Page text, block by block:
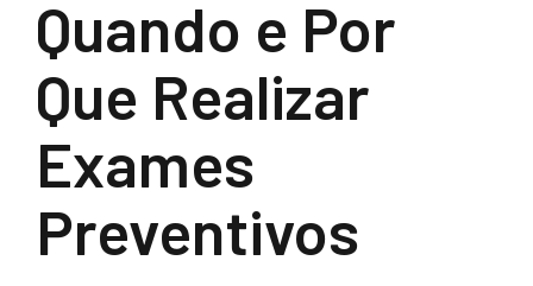
Quando e Por
Que Realizar
Exames
Preventivos